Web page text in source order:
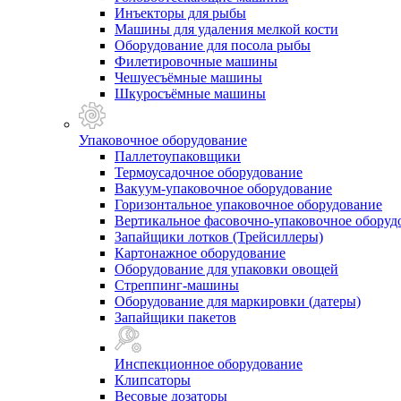
Инъекторы для рыбы
Машины для удаления мелкой кости
Оборудование для посола рыбы
Филетировочные машины
Чешуесъёмные машины
Шкуросъёмные машины
Упаковочное оборудование
Паллетоупаковщики
Термоусадочное оборудование
Вакуум-упаковочное оборудование
Горизонтальное упаковочное оборудование
Вертикальное фасовочно-упаковочное
Запайщики лотков (Трейсиллеры)
Картонажное оборудование
Оборудование для упаковки овощей
Стреппинг-машины
Оборудование для маркировки (датеры)
Запайщики пакетов
Инспекционное оборудование
Клипсаторы
Весовые дозаторы